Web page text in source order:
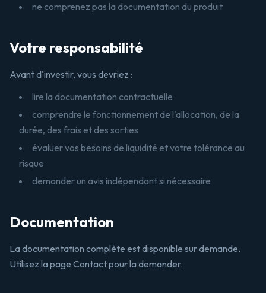
ne comprenez pas la documentation du produit
Votre responsabilité
Avant d'investir, vous devriez :
lire la documentation contractuelle
comprendre le fonctionnement de l'allocation, de la
durée, des frais et des sorties
évaluer vos besoins de liquidité et votre tolérance au
risque
demander un avis indépendant si nécessaire
Documentation
La documentation complète est disponible sur demande.
Utilisez la page Contact pour la demander.